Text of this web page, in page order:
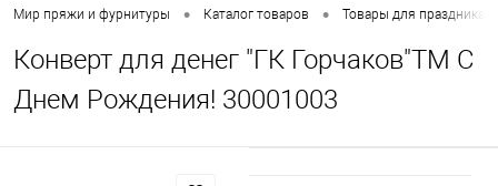
Мир пряжи и фурнитуры • Каталог товаров • Товары для праздника.
Конверт для денег "ГК Горчаков"ТМ С
Днем Рождения! 30001003